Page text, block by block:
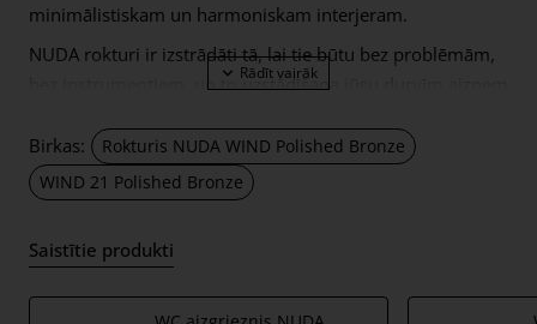
minimālistiskam un harmoniskam interjeram.
NUDA rokturi ir izstrādāti tā, lai tie būtu bez problēmām,
bez instrumentiem, un to uzstādīšana jūsu durvīm aizņem
video.
Lai uzstādītu rokturi durvīs, ir nepieciešams caurums Ø16
Ø25mm atvere, bet šajā gadījumā tiek izmantoti papildus
Ø30mm diametra apdares gredzeni.
Komplektā ietilpst:
Birkas:
Rokturis NUDA WIND Polished Bronze
WIND 21 Polished Bronze
Saistītie produkti